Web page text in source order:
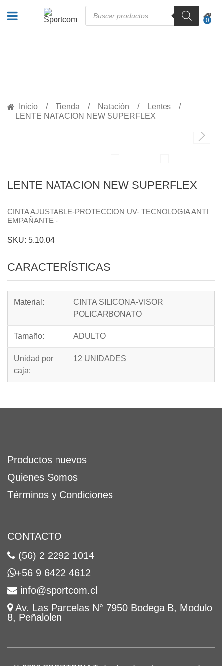
Búsqueda
de
productos
0
Inicio Tienda Natación
Lentes
LENTE NATACION NEW SUPERFLEX
LENTE NATACION NEW SUPERFLEX
CINTA AJUSTABLE-PROTECCION UV- TECNOLOGIA ANTI
EMPAÑANTE -
SKU: 5.10.04
CARACTERÍSTICAS
Material:
CINTA SILICONA-VISOR
POLICARBONATO
Tamaño: ADULTO
Unidad por
caja:
12 UNIDADES
Productos nuevos
Quienes Somos
Términos y Condiciones
CONTACTO
(56) 2 2292 1014
+56 9 6422 4612
info@sportcom.cl
Av. Las Parcelas N° 7950 Bodega B, Modulo
8, Peñalolen